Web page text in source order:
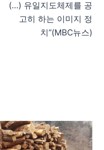
(…) 유일지도체제를 공
고히 하는 이미지 정
치”(MBC뉴스)